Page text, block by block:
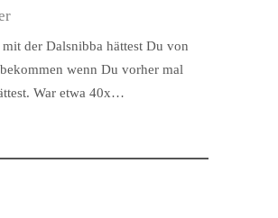
der Dalsnibba hättest Du von
wenn Du vorher mal
War etwa 40x…